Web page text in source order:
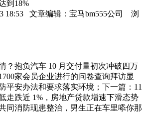
到18%
18:53 文章编辑：宝马bm555公司 浏
抱负汽车 10 月交付量初次冲破四万
家会员企业进行的问卷查询拜访显
平安办法和要求落实环境；下一篇：11
走跌近 1%，房地产贷款增速下滑态势
同消防现患整治，男生正在车里㖭你那